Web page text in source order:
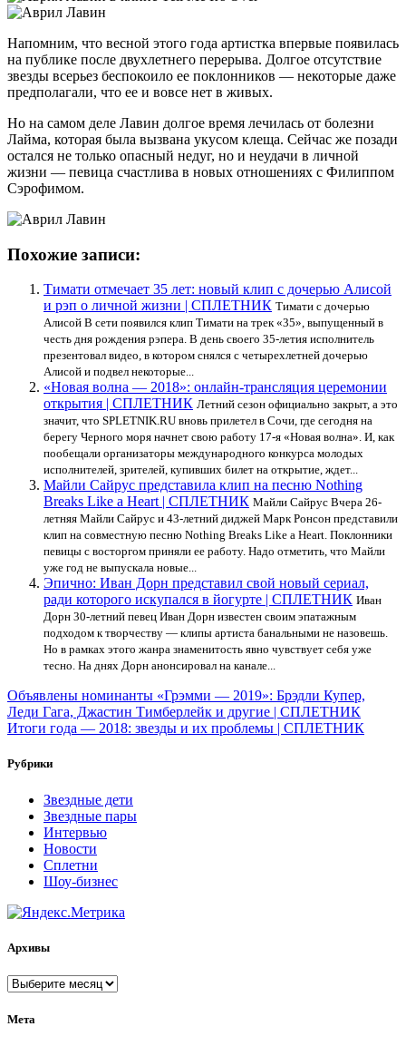
Напомним, что весной этого года артистка впервые появилась
на публике после двухлетнего перерыва. Долгое отсутствие
звезды всерьез беспокоило ее поклонников — некоторые даже
предполагали, что ее и вовсе нет в живых.
Но на самом деле Лавин долгое время лечилась от болезни
Лайма, которая была вызвана укусом клеща. Сейчас же позади
остался не только опасный недуг, но и неудачи в личной
жизни — певица счастлива в новых отношениях с Филиппом
Сэрофимом.
Похожие записи:
Тимати отмечает 35 лет: новый клип с дочерью Алисой
и рэп о личной жизни | СПЛЕТНИК Тимати с дочерью
Алисой В сети появился клип Тимати на трек «35», выпущенный в
честь дня рождения рэпера. В день своего 35-летия исполнитель
презентовал видео, в котором снялся с четырехлетней дочерью
Алисой и подвел некоторые...
«Новая волна — 2018»: онлайн-трансляция церемонии
открытия | СПЛЕТНИК Летний сезон официально закрыт, а это
значит, что SPLETNIK.RU вновь прилетел в Сочи, где сегодня на
берегу Черного моря начнет свою работу 17-я «Новая волна». И, как
пообещали организаторы международного конкурса молодых
исполнителей, зрителей, купивших билет на открытие, ждет...
Майли Сайрус представила клип на песню Nothing
Breaks Like a Heart | СПЛЕТНИК Майли Сайрус Вчера 26-
летняя Майли Сайрус и 43-летний диджей Марк Ронсон представили
клип на совместную песню Nothing Breaks Like a Heart. Поклонники
певицы с восторгом приняли ее работу. Надо отметить, что Майли
уже год не выпускала новые...
Эпично: Иван Дорн представил свой новый сериал,
ради которого искупался в йогурте | СПЛЕТНИК Иван
Дорн 30-летний певец Иван Дорн известен своим эпатажным
подходом к творчеству — клипы артиста банальными не назовешь.
Но в рамках этого жанра знаменитость явно чувствует себя уже
тесно. На днях Дорн анонсировал на канале...
Навигация
по
Объявлены номинанты «Грэмми — 2019»: Брэдли Купер,
Леди Гага, Джастин Тимберлейк и другие | СПЛЕТНИК
Итоги года — 2018: звезды и их проблемы | СПЛЕТНИК
Рубрики
Звездные дети
Звездные пары
Интервью
Новости
Сплетни
Шоу-бизнес
Архивы
Архивы
Мета